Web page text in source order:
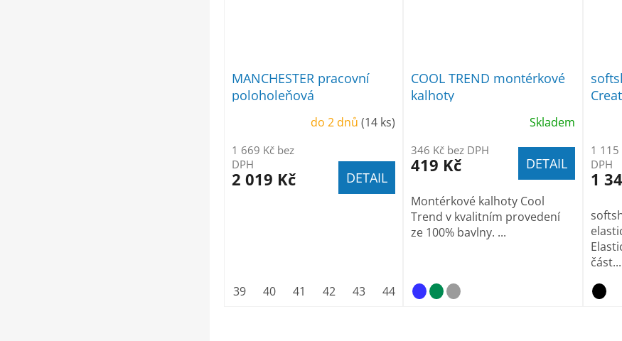
MANCHESTER pracovní
poloholeňová
do 2 dnů(14 ks)
1 669 Kč bez
DPH
2 019 Kč DETAIL
39 40 41 42 43 44 45 46
COOL TREND montérkové
kalhoty
Skladem
346 Kč bez DPH
419 Kč DETAIL
Montérkové kalhoty Cool
Trend v kvalitním provedení
ze 100% bavlny. ...
1 115
DPH
1
část...